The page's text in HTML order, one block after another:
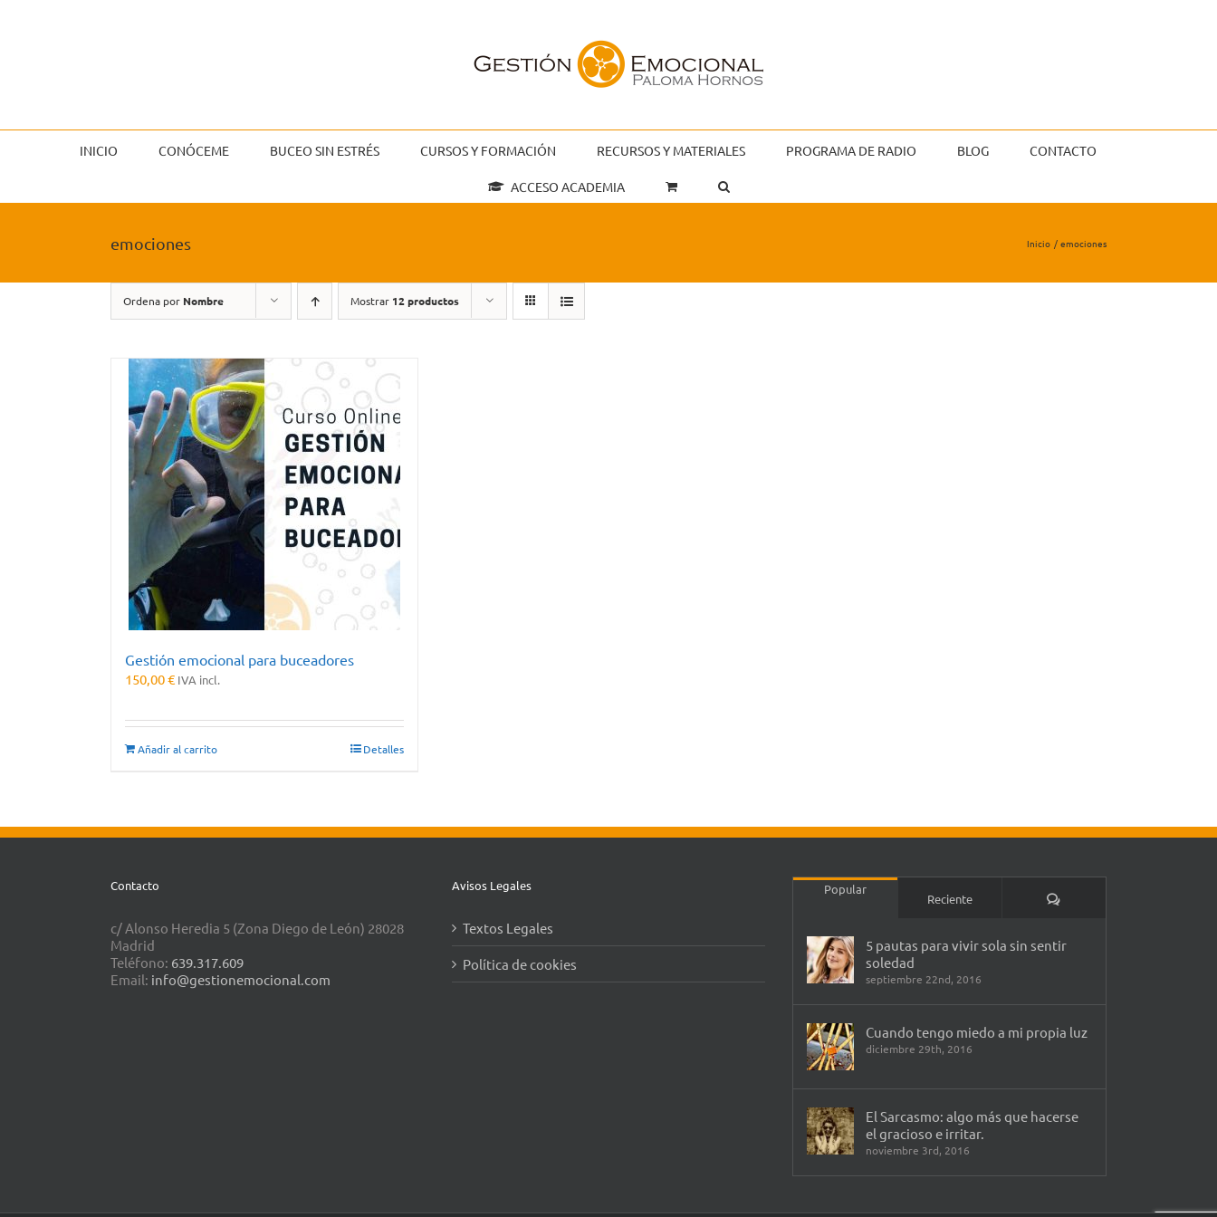
INICIO CONÓCEME BUCEO SIN ESTRÉS CURSOS Y FORMACIÓN RECURSOS Y MATERIALES PROGRAMA DE RADIO BLOG CONTACTO
ACCESO ACADEMIA
emociones Inicio emociones
Ordena por Nombre Mostrar 12 productos
Gestión emocional para buceadores
150,00€ IVA incl.
Añadir al carrito Detalles
Contacto
c/ Alonso Heredia 5 (Zona Diego de León) 28028
Madrid
Teléfono: 639.317.609
Email: info@gestionemocional.com
Avisos Legales
Textos Legales
Política de cookies
Popular
Reciente Comentarios
5 pautas para vivir sola sin sentir
soledad
septiembre 22nd, 2016
Cuando tengo miedo a mi propia luz
diciembre 29th, 2016
El Sarcasmo: algo más que hacerse
el gracioso e irritar.
noviembre 3rd, 2016